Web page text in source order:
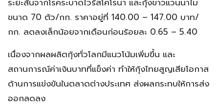
ขนาด 70 ตัว/กก. ราคาอยู่ที่ 140.00 – 147.00 บาท/
กก. ลดลงเล็กน้อยจากเดือนก่อนร้อยละ 0.65 – 5.40
เนื่องจากผลผลิตกุ้งทั่วโลกมีแนวโน้มเพิ่มขึ้น และ
สถานการณ์ค่าเงินบาทที่แข็งค่า ทำให้กุ้งไทยสูญเสียโอกาส
ด้านการแข่งขันในตลาดต่างประเทศ ส่งผลกระทบให้การส่ง
ออกลดลง